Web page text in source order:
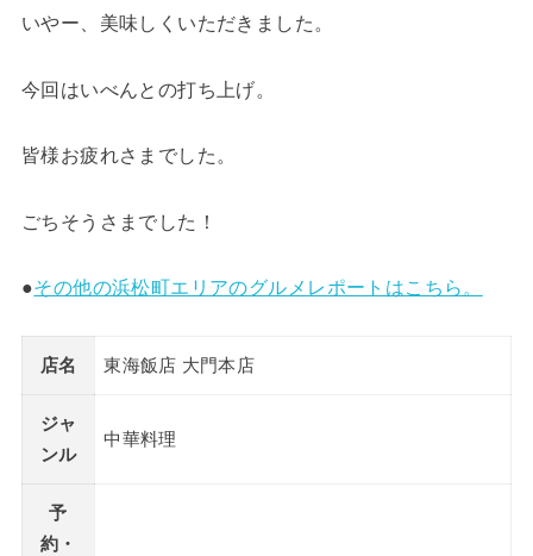
いやー、美味しくいただきました。
今回はいべんとの打ち上げ。
皆様お疲れさまでした。
ごちそうさまでした！
●その他の浜松町エリアのグルメレポートはこちら。
店名 東海飯店 大門本店
ジャ
ンル
中華料理
予
約・